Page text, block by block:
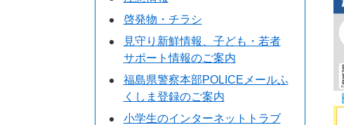
啓発物・チラシ
見守り新鮮情報、子ども・若者
サポート情報のご案内
福島県警察本部POLICEメールふ
くしま登録のご案内
小学生のインターネットトラブ